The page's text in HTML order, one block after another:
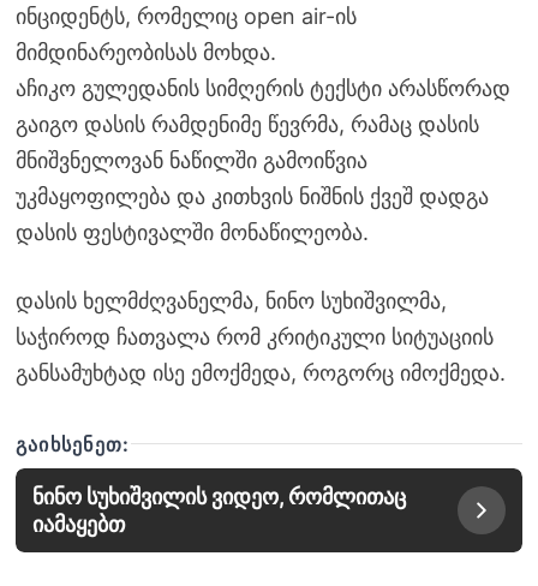
ინციდენტს, რომელიც open air-ის
მიმდინარეობისას მოხდა.
აჩიკო გულედანის სიმღერის ტექსტი არასწორად
გაიგო დასის რამდენიმე წევრმა, რამაც დასის
მნიშვნელოვან ნაწილში გამოიწვია
უკმაყოფილება და კითხვის ნიშნის ქვეშ დადგა
დასის ფესტივალში მონაწილეობა.
დასის ხელმძღვანელმა, ნინო სუხიშვილმა,
საჭიროდ ჩათვალა რომ კრიტიკული სიტუაციის
განსამუხტად ისე ემოქმედა, როგორც იმოქმედა.
ᲒᲐᲘᲮᲡᲔᲜᲔᲗ:
ნინო სუხიშვილის ვიდეო, რომლითაც
იამაყებთ